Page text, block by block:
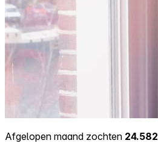
Afgelopen maand zochten 24.582